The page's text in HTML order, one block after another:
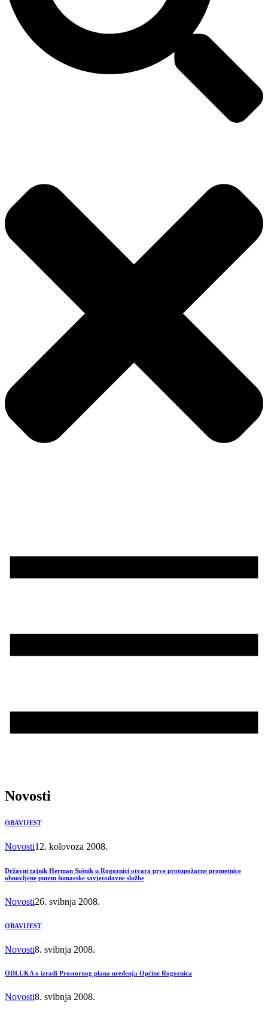
Novosti
OBAVIJEST
Novosti12. kolovoza 2008.
Državni tajnik Herman Sušnik u Rogoznici otvara prve protupožarne prometnice
obnovljene putem šumarske savjetodavne službe
Novosti26. svibnja 2008.
OBAVIJEST
Novosti8. svibnja 2008.
ODLUKA o izradi Prostornog plana uređenja Općine Rogoznica
Novosti8. svibnja 2008.